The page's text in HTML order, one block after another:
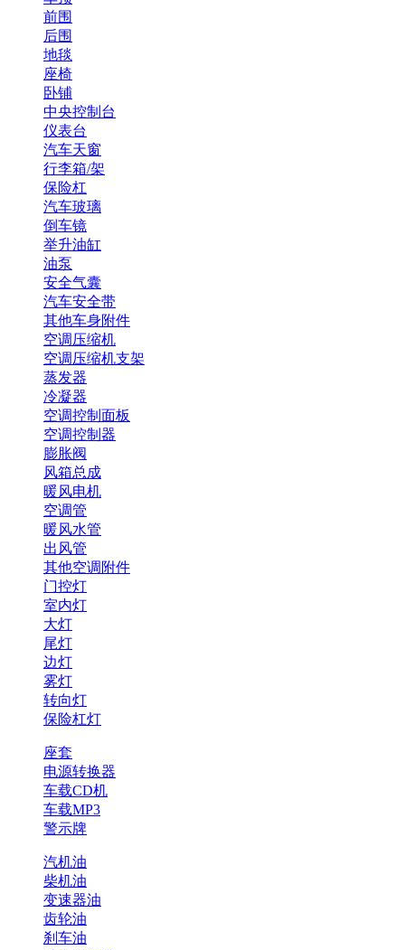
前围
后围
地毯
座椅
卧铺
中央控制台
仪表台
汽车天窗
行李箱/架
保险杠
汽车玻璃
倒车镜
举升油缸
油泵
安全气囊
汽车安全带
其他车身附件
空调压缩机
空调压缩机支架
蒸发器
冷凝器
空调控制面板
空调控制器
膨胀阀
风箱总成
暖风电机
空调管
暖风水管
出风管
其他空调附件
门控灯
室内灯
大灯
尾灯
边灯
雾灯
转向灯
保险杠灯
座套
电源转换器
车载CD机
车载MP3
警示牌
汽机油
柴机油
变速器油
齿轮油
刹车油